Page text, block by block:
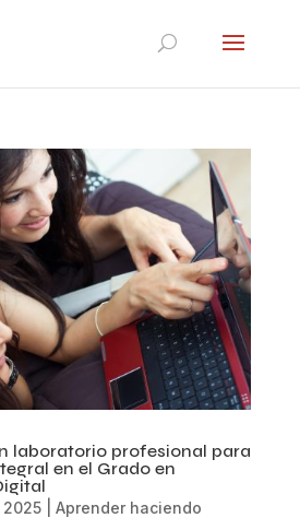
laboratorio profesional para
en el Grado en
2025| Aprender haciendo